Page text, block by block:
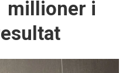
millioner i